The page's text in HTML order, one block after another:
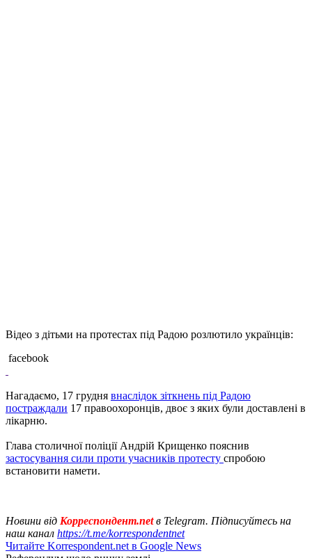
Відео з дітьми на протестах під Радою розлютило українців:
facebook
Нагадаємо, 17 грудня внаслідок зіткнень під Радою
постраждали 17 правоохоронців, двоє з яких були доставлені в
лікарню.
Глава столичної поліції Андрій Крищенко пояснив
застосування сили проти учасників протесту спробою
встановити намети.
Новини від Корреспондент.netв Telegram. Підписуйтесь на
наш канал https://t.me/korrespondentnet
Читайте Korrespondent.net в Google News